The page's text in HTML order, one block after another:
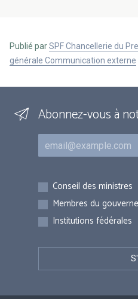
Publié parSPF Chancellerie du
générale Communication externe
Abonnez-vous à
Courriel
Inscriptions
Conseil des ministres
Membres du
Institutions fédérales